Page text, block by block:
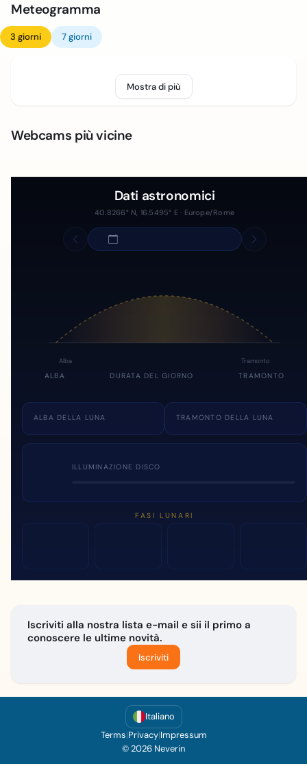
Meteogramma
3 giorni 7 giorni
Mostra di più
Webcams più vicine
Dati astronomici
40.8266° N, 16.5495° E · Europe/Rome
Alba Tramonto
ALBA DURATA DEL GIORNO TRAMONTO
ALBA DELLA LUNA TRAMONTO DELLA LUNA
ILLUMINAZIONE DISCO
FASI LUNARI
Iscriviti alla nostra lista e-mail e sii il primo a
conoscere le ultime novità.
Iscriviti
Italiano
Terms|Privacy|Impressum
© 2026 Neverin